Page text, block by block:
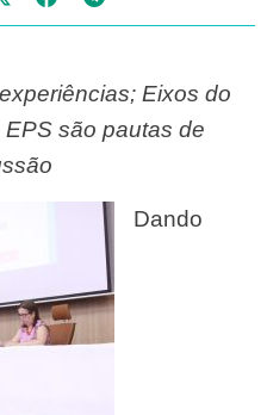
Eixos do
são pautas de
Dando